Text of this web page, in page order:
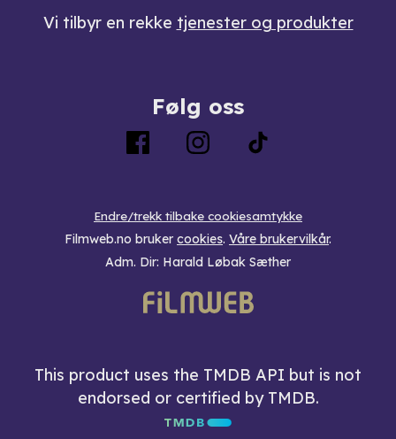
Vi tilbyr en rekke tjenester og produkter
Følg oss
Endre/trekk tilbake cookiesamtykke
Filmweb.no bruker cookies. Våre brukervilkår.
Adm. Dir: Harald Løbak Sæther
This product uses the TMDB API but is not
endorsed or certified by TMDB.